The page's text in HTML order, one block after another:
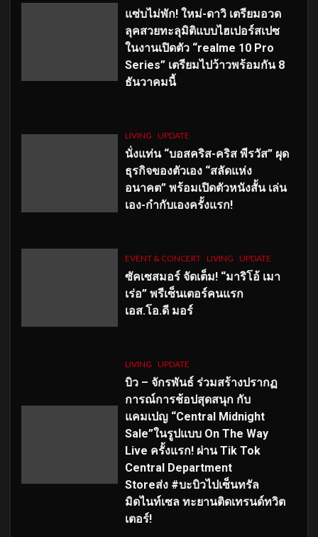
แซ่บไม่พัก! ใหม่-ดาวิ เตรียมอวด
ลุคสวยทะลุมิติแบบไฮเปอร์สเปซ
ในงานเปิดตัว “realme 10 Pro
Series” เตรียมไปว้าวพร้อมกัน 8
ธันวาคมนี้
LIVING UPDATE
นั่งแท่น “บอสคริส-คริส พีรวัส” ผุด
ธุรกิจของตัวเอง “สลัดแห่ง
อนาคต” พร้อมเปิดตัวหนังสั้น เล่น
เอง-กำกับเองครั้งแรก!
EVENT & CONCERT LIVING UPDATE
ซัคเซสมอร์ จัดเต็ม! “มาริโอ้ เมา
เร่อ” พรีเซ็นเตอร์คนแรก
เอส.โอ.ดี มอร์
LIVING UPDATE
บิว – จักรพันธ์ ร่วมสร้างปรากฏ
การณ์การช้อปสุดสนุก กับ
แคมเปญ “Central Midnight
Sale”ในรูปแบบ On The Way
Live ครั้งแรก! ผ่าน Tik Tok
Central Department
Storeส่ง #บะบิวไปเซ็นทรัล
มิดไนท์เซล ทะยานติดเทรนด์ทวิต
เตอร์!